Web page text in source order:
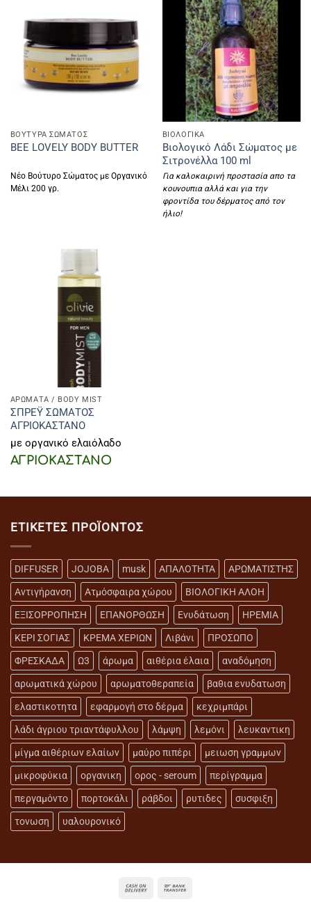
ΒΟΥΤΥΡΑ ΣΩΜΑΤΟΣ
BEE LOVELY BODY BUTTER
Νέο Βούτυρο Σώματος με Οργανικό
Μέλι 200 γρ.
ΒΙΟΛΟΓΙΚΑ
Βιολογικό Λάδι Σώματος με
Σιτρονέλλα 100 ml
Για καλοκαιρινή προστασία απο τα
κουνουπια αλλά και για την
φροντίδα του δέρματος από τον
ήλιο!
ΑΡΩΜΑΤΑ / BODY MIST
ΣΠΡΕΫ ΣΩΜΑΤΟΣ
ΑΓΡΙΟΚΑΣΤΑΝΟ
με οργανικό ελαιόλαδο
ΑΓΡΙΟΚΑΣΤΑΝΟ
ΕΤΙΚΈΤΕΣ ΠΡΟΪΌΝΤΟΣ
DIFFUSER JOJOBA musk ΑΠΑΛΟΤΗΤΑ ΑΡΩΜΑΤΙΣΤΗΣ
Αντιγήρανση Ατμόσφαιρα χώρου ΒΙΟΛΟΓΙΚΗ ΑΛΟΗ
ΕΞΙΣΟΡΡΟΠΗΣΗ ΕΠΑΝΟΡΘΩΣΗ Ενυδάτωση ΗΡΕΜΙΑ
ΚΕΡΙ ΣΟΓΙΑΣ ΚΡΕΜΑ ΧΕΡΙΩΝ Λιβάνι ΠΡΟΣΩΠΟ
ΦΡΕΣΚΑΔΑ Ω3 άρωμα αιθέρια έλαια αναδόμηση
αρωματικά χώρου αρωματοθεραπεία βαθια ενυδατωση
ελαστικοτητα εφαρμογή στο δέρμα κεχριμπάρι
λάδι άγριου τριαντάφυλλου λάμψη λεμόνι λευκαντικη
μίγμα αιθέριων ελαίων μαύρο πιπέρι μειωση γραμμων
μικροφύκια οργανικη ορος - seroum περίγραμμα
περγαμόντο πορτοκάλι ράβδοι ρυτιδες συσφιξη
τονωση υαλουρονικό